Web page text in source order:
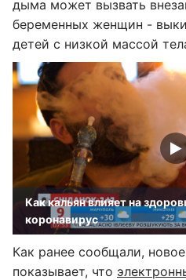
дыма может вызвать
беременных женщин -
детей с низкой массой
Как кальян влияет на
коронавирус
Как ранее сообщали,
показывает, что